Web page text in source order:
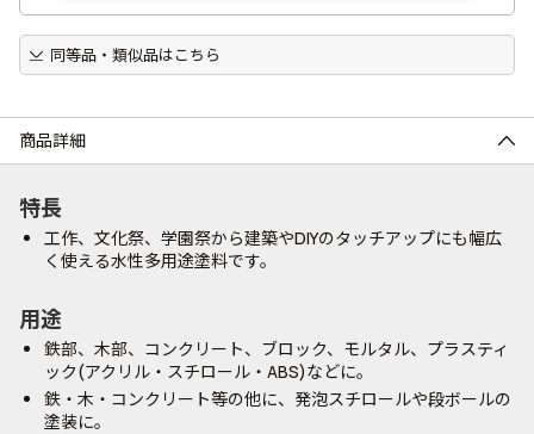
同等品・類似品はこちら
商品詳細
特長
工作、文化祭、学園祭から建築やDIYのタッチアップにも幅広
く使える水性多用途塗料です。
用途
鉄部、木部、コンクリート、ブロック、モルタル、プラスティ
ック(アクリル・スチロール・ABS)などに。
鉄・木・コンクリート等の他に、発泡スチロールや段ボールの
塗装に。